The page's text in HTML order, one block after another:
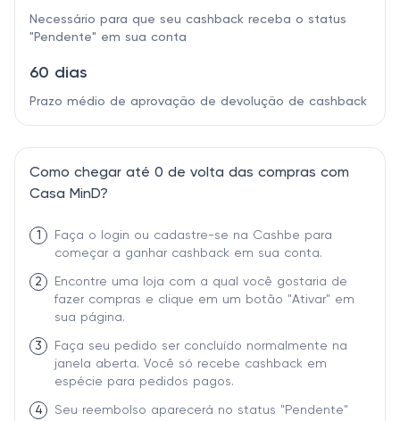
Necessário para que seu cashback receba o status
"Pendente" em sua conta
60 dias
Prazo médio de aprovação de devolução de cashback
Como chegar até 0 de volta das compras com
Casa MinD?
1
Faça o login ou cadastre-se na Cashbe para
começar a ganhar cashback em sua conta.
2
Encontre uma loja com a qual você gostaria de
fazer compras e clique em um botão "Ativar" em
sua página.
3
Faça seu pedido ser concluído normalmente na
janela aberta. Você só recebe cashback em
espécie para pedidos pagos.
4
Seu reembolso aparecerá no status "Pendente"